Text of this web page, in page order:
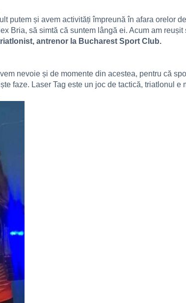
putem și avem activități împreună în afara orelor
Bria, să simtă că suntem lângă ei. Acum am reușit
antrenor la Bucharest Sport Club.
nevoie și de momente din acestea, pentru că
faze. Laser Tag este un joc de tactică, triatlonul e